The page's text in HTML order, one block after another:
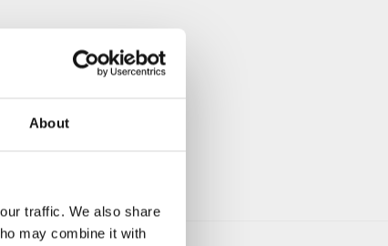
About
traffic. We also share
may combine it with